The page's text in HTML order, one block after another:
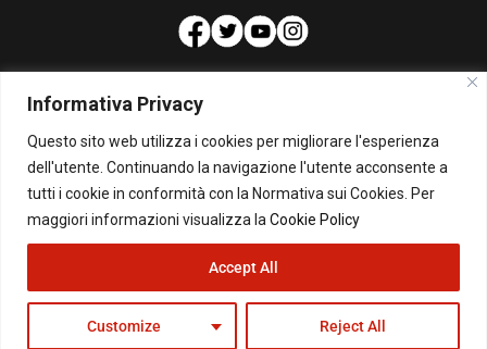
Informativa Privacy
Questo sito web utilizza i cookies per migliorare l'esperienza
dell'utente. Continuando la navigazione l'utente acconsente a
tutti i cookie in conformità con la Normativa sui Cookies. Per
maggiori informazioni visualizza la Cookie Policy
Customize Reject All
Accept All
PUBBLICITA'
Per la tua pubblicità su questo Blog:
pubblicita@beppegrillo.it
© Copyright 2026 - Il Blog di Beppe Grillo. All Rights Reserved - Powered by
happygrafic.com